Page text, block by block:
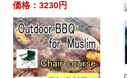
価格：3230円